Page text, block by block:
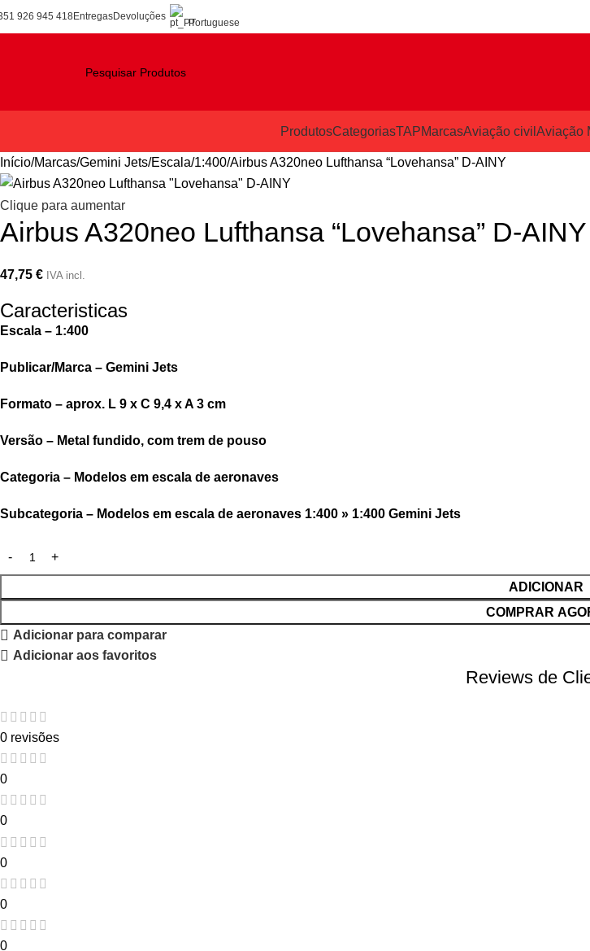
926 945 418EntregasDevoluções
Portuguese
ProdutosCategoriasTAPMarcasAviação civil Aviação
Início Marcas Gemini Jets Escala 1:400 Airbus A320neo Lufthansa “Lovehansa” D-AINY
Clique para aumentar
Airbus A320neo Lufthansa “Lovehansa” D-AINY
47,75 € IVA incl.
Caracteristicas
Escala – 1:400
Publicar/Marca – Gemini Jets
Formato – aprox. L 9 x C 9,4 x A 3 cm
Versão – Metal fundido, com trem de pouso
Categoria – Modelos em escala de aeronaves
Subcategoria – Modelos em escala de aeronaves 1:400 » 1:400 Gemini Jets
ADICIONAR
COMPRAR
Adicionar para comparar
Adicionar aos favoritos
Reviews de
0 revisões
0
0
0
0
0